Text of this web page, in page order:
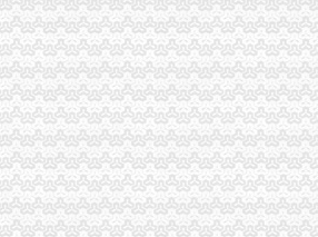
文库
册深圳公司】-南山科技园易登网
何免费注册会员_商易济南_新浪博客
免费注册么？
城
册体验活动-3G安全网（Www.HackDos.
理记账1999元/年-深圳58同城
家_在线观看
网络收夹